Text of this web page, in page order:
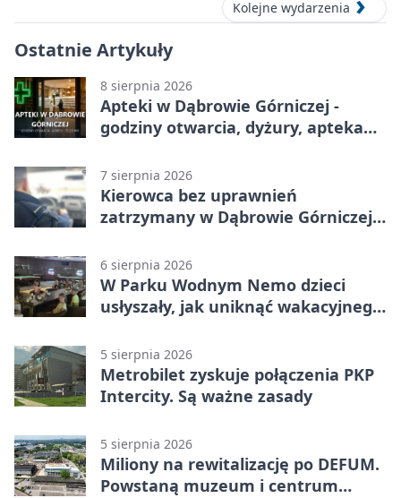
Kolejne wydarzenia
Ostatnie Artykuły
8 sierpnia 2026
Apteki w Dąbrowie Górniczej -
godziny otwarcia, dyżury, apteka
7 sierpnia 2026
Kierowca bez uprawnień
zatrzymany w Dąbrowie Górniczej.
6 sierpnia 2026
W Parku Wodnym Nemo dzieci
usłyszały, jak uniknąć wakacyjnego
5 sierpnia 2026
Metrobilet zyskuje połączenia PKP
Intercity. Są ważne zasady
5 sierpnia 2026
Miliony na rewitalizację po DEFUM.
Powstaną muzeum i centrum